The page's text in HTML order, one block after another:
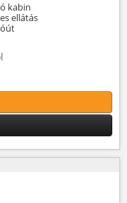
kabin
ellátás